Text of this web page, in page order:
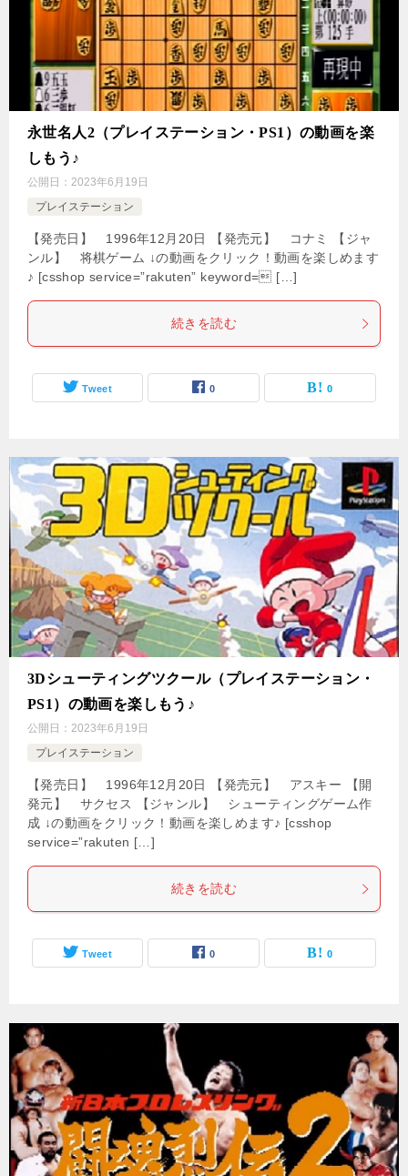
永世名人2（プレイステーション・PS1）の動画を楽
しもう♪
公開日： 2023年6月19日
プレイステーション
【発売日】 1996年12月20日 【発売元】 コナミ 【ジャ
ンル】 将棋ゲーム ↓の動画をクリック！動画を楽しめます
♪ [csshop service=”rakuten” keyword= […]
続きを読む
Tweet 0 0
3Dシューティングツクール（プレイステーション・
PS1）の動画を楽しもう♪
公開日： 2023年6月19日
プレイステーション
【発売日】 1996年12月20日 【発売元】 アスキー 【開
発元】 サクセス 【ジャンル】 シューティングゲーム作
成 ↓の動画をクリック！動画を楽しめます♪ [csshop
service=”rakuten […]
続きを読む
Tweet 0 0